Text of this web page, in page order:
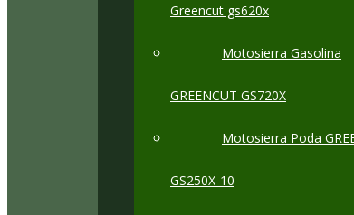
Greencut gs620x
Motosierra Gasolina
GREENCUT GS720X
Motosierra Poda
GS250X-10